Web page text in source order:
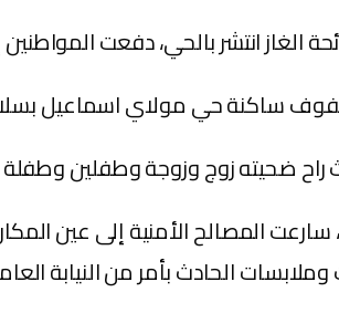
الغاز انتشر بالحي، دفعت
حي مولاي اسماعيل بسلا، بعد مقتل 5 أفراد
راح ضحيته زوج وزوجة وطفلين
سارعت المصالح الأمنية إلى عين
الحادث بأمر من النيابة